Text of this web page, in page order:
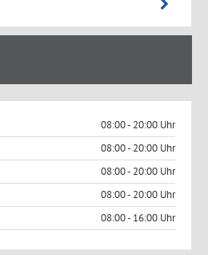
08:00 - 20:00 Uhr
08:00 - 20:00 Uhr
08:00 - 20:00 Uhr
08:00 - 20:00 Uhr
08:00 - 16:00 Uhr